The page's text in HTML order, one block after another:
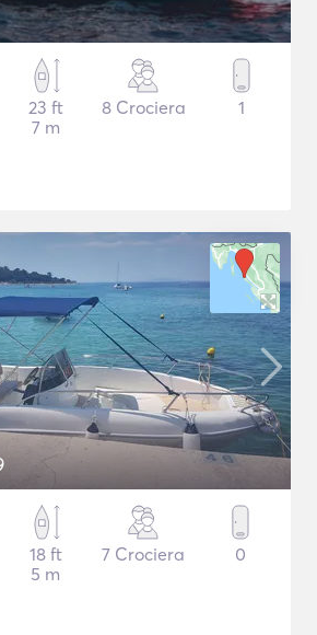
23 ft
7 m
8 Crociera 1
18 ft
5 m
7 Crociera 0